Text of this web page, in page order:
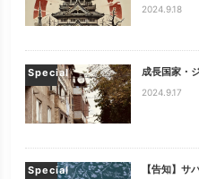
2024.9.18
Special 成長国家・
2024.9.17
Special 【告知】サ